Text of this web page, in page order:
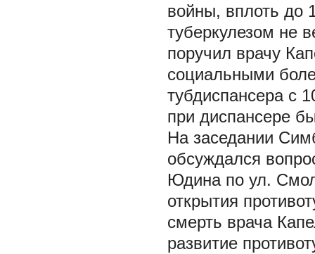
войны, вплоть до
туберкулезом не
поручил врачу
социальными
тубдиспансера с
при диспансере
На заседании
обсуждался
Юдина по ул.
открытия
смерть врача
развитие